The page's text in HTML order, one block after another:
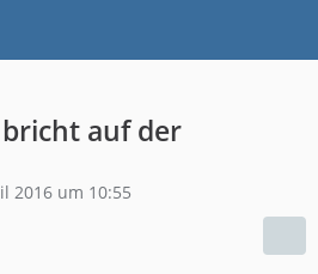
bricht auf der
2016 um 10:55